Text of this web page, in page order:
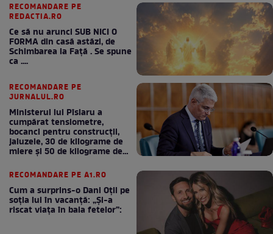
RECOMANDARE PE
REDACTIA.RO
Ce să nu arunci SUB NICI O
FORMA din casă astăzi, de
Schimbarea la Față . Se spune
ca ....
RECOMANDARE PE
JURNALUL.RO
Ministerul lui Pîslaru a
cumpărat tensiometre,
bocanci pentru construcții,
jaluzele, 30 de kilograme de
miere și 50 de kilograme de
RECOMANDARE PE A1.RO
Cum a surprins-o Dani Oțil pe
soția lui în vacanță: „Și-a
riscat viața în baia fetelor”: